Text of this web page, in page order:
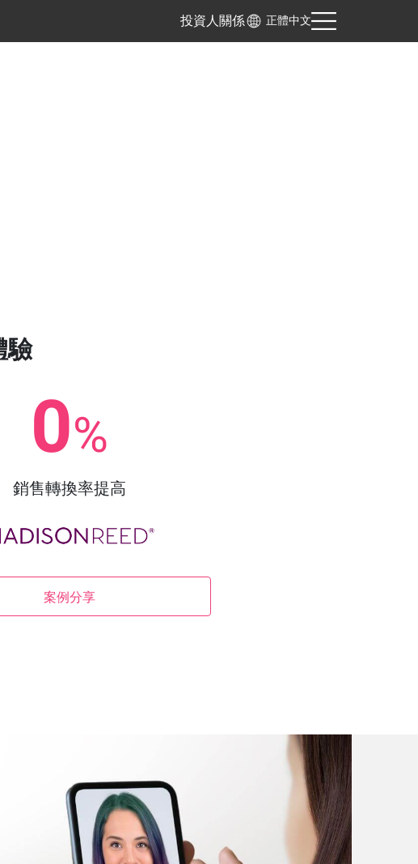
投資人關係 正體中文
驗
0%
銷售轉換率提高
案例分享